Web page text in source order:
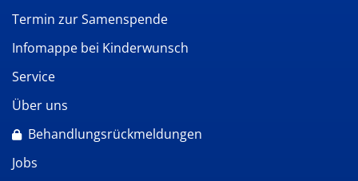
Termin zur Samenspende
Infomappe bei Kinderwunsch
Service
Über uns
Behandlungsrückmeldungen
Jobs